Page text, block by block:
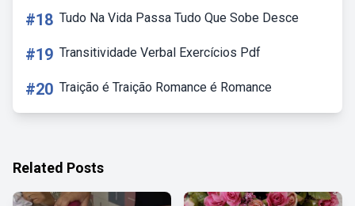
#18 Tudo Na Vida Passa Tudo Que Sobe Desce
#19 Transitividade Verbal Exercícios Pdf
#20 Traição é Traição Romance é Romance
Related Posts